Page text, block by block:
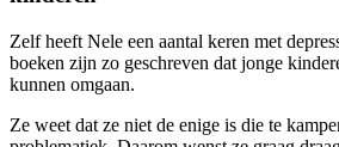
Zelf heeft Nele een aantal keren met
boeken zijn zo geschreven dat jonge
kunnen omgaan.
Ze weet dat ze niet de enige is die te